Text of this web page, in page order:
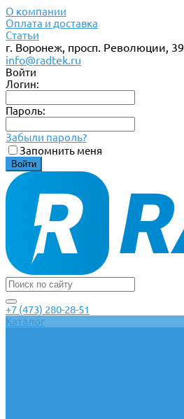
О компании
Оплата и доставка
Статьи
г. Воронеж, просп. Революции, 39
info@radtek.ru
Войти
Логин:
Пароль:
Забыли пароль?
Запомнить меня
+7 (473) 280-28-51
Каталог